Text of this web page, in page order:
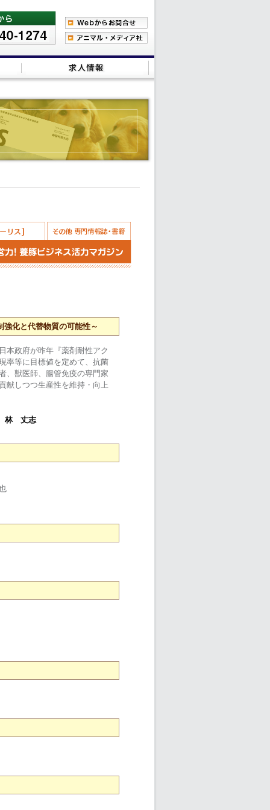
化と代替物質の可能性～
本政府が昨年『薬剤耐性アク
率等に目標値を定めて、抗菌
、獣医師、腸管免疫の専門家
献しつつ生産性を維持・向上
林 丈志